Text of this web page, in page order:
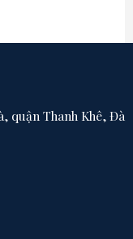
quận Thanh Khê, Đà